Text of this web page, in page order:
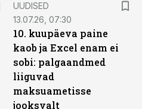
UUDISED
13.07.26, 07:30
10. kuupäeva paine
kaob ja Excel enam ei
sobi: palgaandmed
liiguvad
maksuametisse
jooksvalt